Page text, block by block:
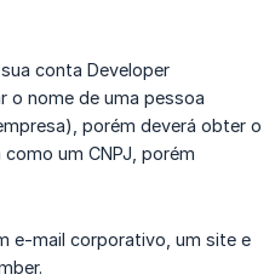
conta Developer
o nome de uma pessoa
porém deverá obter o
um CNPJ, porém
e-mail corporativo, um site e